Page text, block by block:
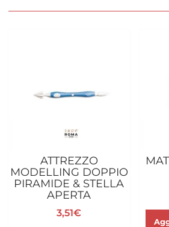
ATTREZZO
MODELLING DOPPIO
PIRAMIDE & STELLA
APERTA
3,51€